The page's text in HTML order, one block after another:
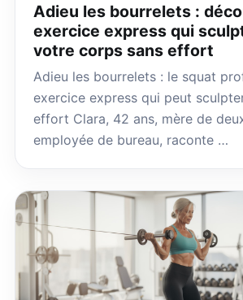
Adieu les bourrelets :
exercice express qui
votre corps sans effort
Adieu les bourrelets : le squat
exercice express qui peut
effort Clara, 42 ans, mère de
employée de bureau, raconte …